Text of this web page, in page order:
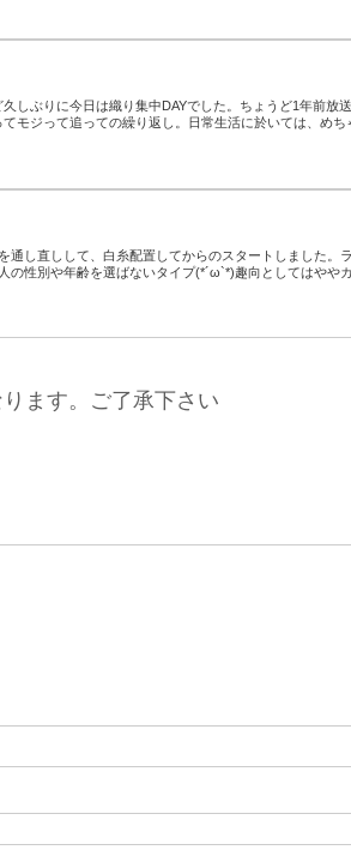
しぶりに今日は織り集中DAYでした。ちょうど1年前放
モジって追っての繰り返し。日常生活に於いては、めち
し直しして、白糸配置してからのスタートしました。
の性別や年齢を選ばないタイプ(*´ω`*)趣向としてはやや
ます。ご了承下さい